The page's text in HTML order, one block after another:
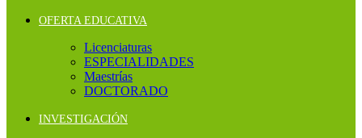
OFERTA EDUCATIVA
Licenciaturas
ESPECIALIDADES
Maestrías
DOCTORADO
INVESTIGACIÓN